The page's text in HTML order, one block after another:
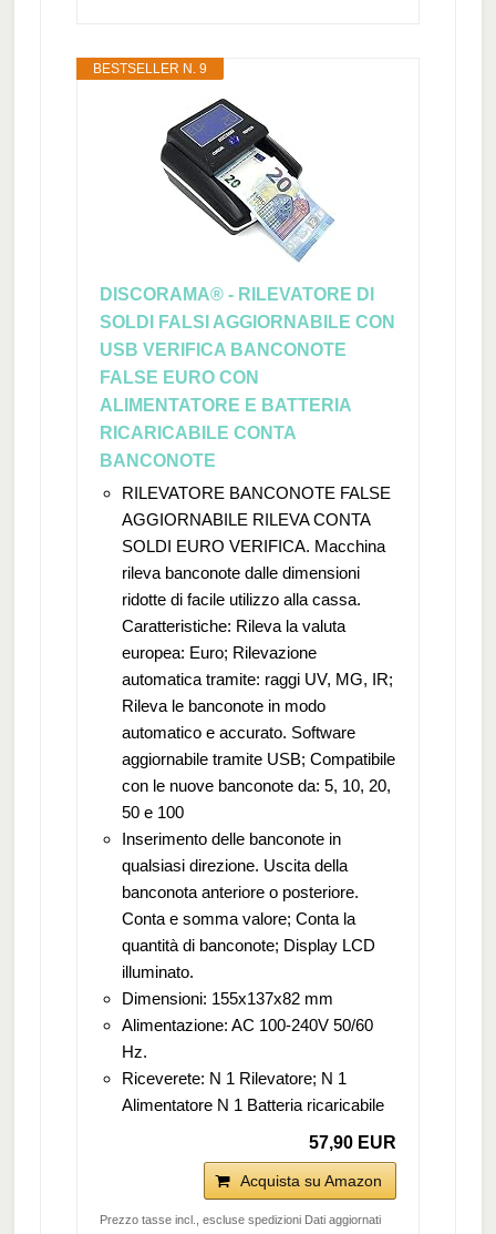
BESTSELLER N. 9
DISCORAMA® - RILEVATORE DI
SOLDI FALSI AGGIORNABILE CON
USB VERIFICA BANCONOTE
FALSE EURO CON
ALIMENTATORE E BATTERIA
RICARICABILE CONTA
BANCONOTE
RILEVATORE BANCONOTE FALSE
AGGIORNABILE RILEVA CONTA
SOLDI EURO VERIFICA. Macchina
rileva banconote dalle dimensioni
ridotte di facile utilizzo alla cassa.
Caratteristiche: Rileva la valuta
europea: Euro; Rilevazione
automatica tramite: raggi UV, MG, IR;
Rileva le banconote in modo
automatico e accurato. Software
aggiornabile tramite USB; Compatibile
con le nuove banconote da: 5, 10, 20,
50 e 100
Inserimento delle banconote in
qualsiasi direzione. Uscita della
banconota anteriore o posteriore.
Conta e somma valore; Conta la
quantità di banconote; Display LCD
illuminato.
Dimensioni: 155x137x82 mm
Alimentazione: AC 100-240V 50/60
Hz.
Riceverete: N 1 Rilevatore; N 1
Alimentatore N 1 Batteria ricaricabile
57,90 EUR
Acquista su Amazon
Prezzo tasse incl., escluse spedizioni Dati aggiornati